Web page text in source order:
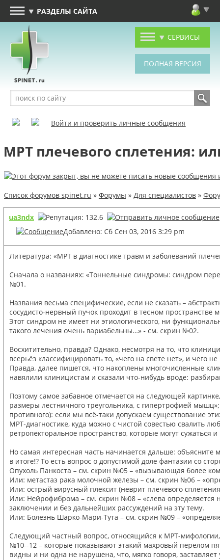
РАЗДЕЛЫ САЙТА
СЕРВИСЫ
Войти и проверить личные сообщения
МРТ плечевого сплетения:
Список форумов spinet.ru » Форумы » Для специалистов »
ua3ndx
Добавлено: Сб Сен 03, 2016 3:29 pm
Литература: «МРТ в диагностике травм и заболеваний
Сначала о названиях: «Тоннельные синдромы: синдром
№01.
Названия весьма специфические, если не сказать –
сосудисто-нервный пучок проходит в тесном
Этот синдром не имеет ни этиологического, ни
такого лечения очень вариабельны…» - см. скрин №02.
Восхитительно, правда? Однако, несмотря на то, что
всерьёз классифицировать то, «чего на свете нет», и чего
Правда, далее пишется, что накоплены многочисленные
навялили клиницистам и сказали что-нибудь вроде:
Поэтому самое забавное отмечается на следующей
размеры лестничного треугольника, с гипертрофией
противного): если мы всё-таки допускаем существование
МРТ-диагностике, куда можно с чистой совестью свалить
ретропекторальное пространство, которые могут сужаться
Но самая интересная часть начинается дальше:
в итоге!? То есть вопрос о допустимой доле фантазии со
Опухоль Панкоста – см. скрин №05 – «вызывающая более
Или: метастаз рака молочной железы – см. скрин №06 –
Или: острый вирусный плексит (неврит плечевого
Или: Нейрофиброма – см. скрин №08 – «слева
заключении и без дальнейших рассуждений на эту тему.
Или: Болезнь Шарко-Мари-Тута – см. скрин №09 –
Следующий частный вопрос, относящийся к МРТ-мифологии,
№10--12 – которые показывают этакий махровый перелом
видны и ни одна не нарушена, что, мягко говоря,